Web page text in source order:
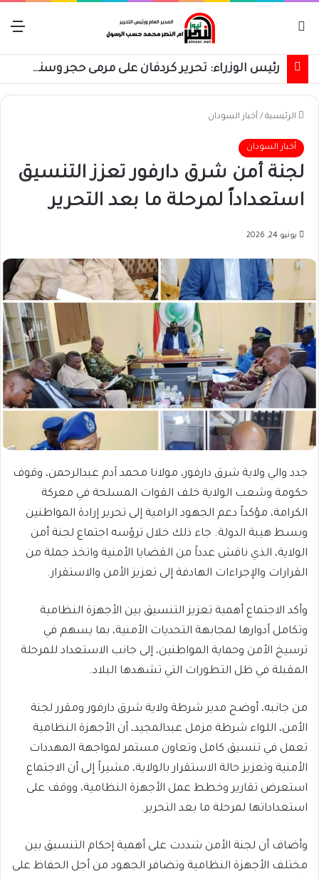
رئيس الوزراء: تحرير كردفان على مرمى حجر وسنسترد كل شبر
الرئيسية / أخبار السودان
أخبار السودان
لجنة أمن شرق دارفور تعزز التنسيق
استعداداً لمرحلة ما بعد التحرير
يونيو 24, 2026
جدد والي ولاية شرق دارفور، مولانا محمد آدم عبدالرحمن، وقوف
حكومة وشعب الولاية خلف القوات المسلحة في معركة
الكرامة، مؤكداً دعم الجهود الرامية إلى تحرير إرادة المواطنين
وبسط هيبة الدولة. جاء ذلك خلال ترؤسه اجتماع لجنة أمن
الولاية، الذي ناقش عدداً من القضايا الأمنية واتخذ جملة من
القرارات والإجراءات الهادفة إلى تعزيز الأمن والاستقرار.
وأكد الاجتماع أهمية تعزيز التنسيق بين الأجهزة النظامية
وتكامل أدوارها لمجابهة التحديات الأمنية، بما يسهم في
ترسيخ الأمن وحماية المواطنين، إلى جانب الاستعداد للمرحلة
المقبلة في ظل التطورات التي تشهدها البلاد.
من جانبه، أوضح مدير شرطة ولاية شرق دارفور ومقرر لجنة
الأمن، اللواء شرطة مزمل عبدالمجيد، أن الأجهزة النظامية
تعمل في تنسيق كامل وتعاون مستمر لمواجهة المهددات
الأمنية وتعزيز حالة الاستقرار بالولاية، مشيراً إلى أن الاجتماع
استعرض تقارير وخطط عمل الأجهزة النظامية، ووقف على
استعداداتها لمرحلة ما بعد التحرير.
وأضاف أن لجنة الأمن شددت على أهمية إحكام التنسيق بين
مختلف الأجهزة النظامية وتضافر الجهود من أجل الحفاظ على